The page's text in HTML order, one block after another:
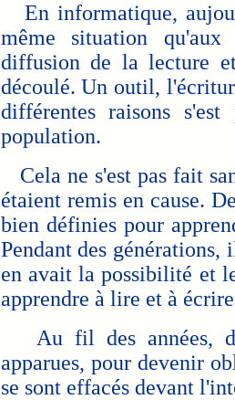
En informatique,
même situation
diffusion de la lecture
découlé. Un outil,
différentes raisons
population.
Cela ne s'est pas fait
étaient remis en cause.
bien définies pour
Pendant des
en avait la possibilité et
apprendre à lire et à
Au fil des années,
apparues, pour devenir
se sont effacés devant